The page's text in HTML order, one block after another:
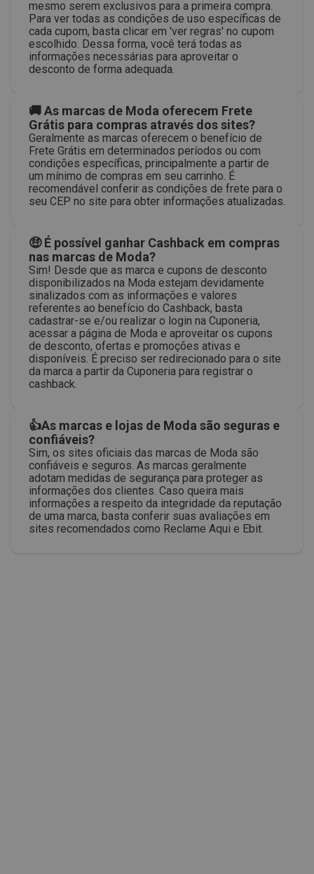
mesmo serem exclusivos para a primeira compra.
Para ver todas as condições de uso específicas de
cada cupom, basta clicar em 'ver regras' no cupom
escolhido. Dessa forma, você terá todas as
informações necessárias para aproveitar o
desconto de forma adequada.
🚚 As marcas de Moda oferecem Frete
Grátis para compras através dos sites?
Geralmente as marcas oferecem o benefício de
Frete Grátis em determinados períodos ou com
condições específicas, principalmente a partir de
um mínimo de compras em seu carrinho. É
recomendável conferir as condições de frete para o
seu CEP no site para obter informações atualizadas.
🤑 É possível ganhar Cashback em compras
nas marcas de Moda?
Sim! Desde que as marca e cupons de desconto
disponibilizados na Moda estejam devidamente
sinalizados com as informações e valores
referentes ao benefício do Cashback, basta
cadastrar-se e/ou realizar o login na Cuponeria,
acessar a página de Moda e aproveitar os cupons
de desconto, ofertas e promoções ativas e
disponíveis. É preciso ser redirecionado para o site
da marca a partir da Cuponeria para registrar o
cashback.
👍As marcas e lojas de Moda são seguras e
confiáveis?
Sim, os sites oficiais das marcas de Moda são
confiáveis e seguros. As marcas geralmente
adotam medidas de segurança para proteger as
informações dos clientes. Caso queira mais
informações a respeito da integridade da reputação
de uma marca, basta conferir suas avaliações em
sites recomendados como Reclame Aqui e Ebit.